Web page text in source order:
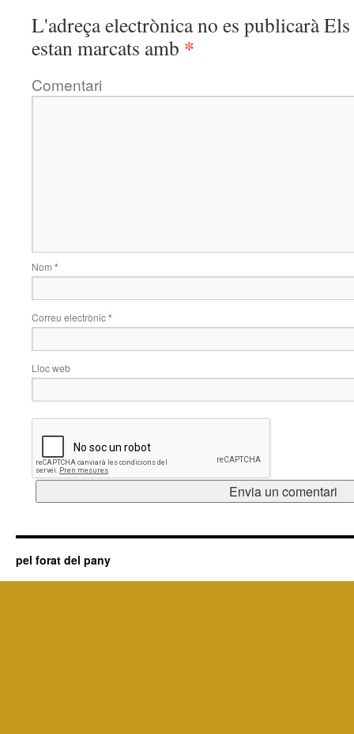
L'adreça electrònica no es publicaràEls
estan marcats amb *
Comentari
Nom *
Correu electrònic*
Lloc web
pel forat del pany